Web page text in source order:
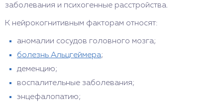
заболевания и психогенные расстройства.
К нейрокогнитивным факторам относят:
аномалии сосудов головного мозга;
болезнь Альцгеймера;
деменцию;
воспалительные заболевания;
энцефалопатию;